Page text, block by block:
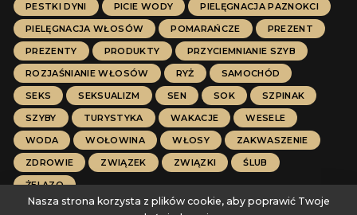
PESTKI DYNI
PICIE WODY
PIELĘGNACJA PAZNOKCI
PIELĘGNACJA WŁOSÓW
POMARAŃCZE
PREZENT
PREZENTY
PRODUKTY
PRZYCIEMNIANIE SZYB
ROZJAŚNIANIE WŁOSÓW
RYŻ
SAMOCHÓD
SEKS
SEKSUALIZM SEN SOK
SZPINAK
SZYBY
TURYSTYKA WAKACJE
WESELE
WODA
WOŁOWINA WŁOSY
ZAKWASZENIE
ZDROWIE
ZWIĄZEK ZWIĄZKI
ŚLUB
ŻELAZO
Nasza strona korzysta z plików cookie, aby poprawić Twoje